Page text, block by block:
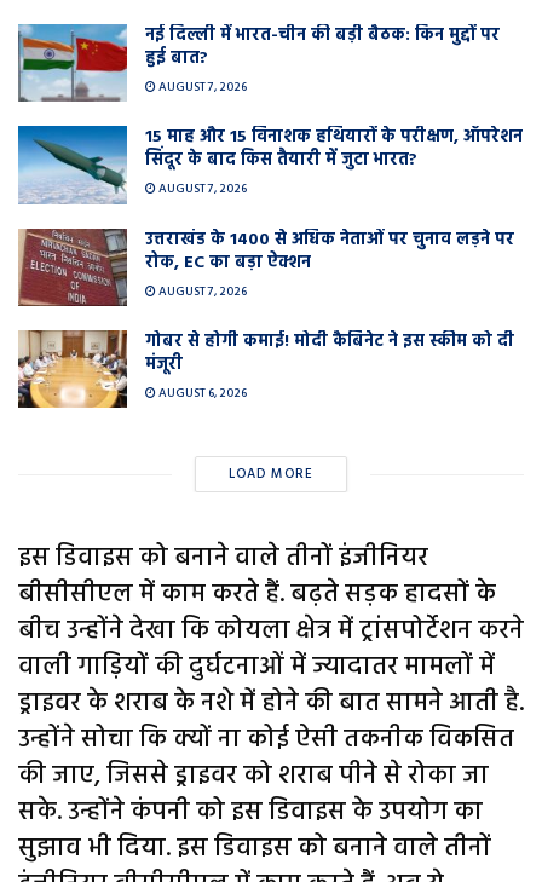
नई दिल्ली में भारत-चीन की बड़ी बैठक: किन मुद्दों पर
हुई बात?
AUGUST 7, 2026
15 माह और 15 विनाशक हथियारों के परीक्षण, ऑपरेशन
सिंदूर के बाद किस तैयारी में जुटा भारत?
AUGUST 7, 2026
उत्तराखंड के 1400 से अधिक नेताओं पर चुनाव लड़ने पर
रोक, EC का बड़ा ऐक्शन
AUGUST 7, 2026
गोबर से होगी कमाई! मोदी कैबिनेट ने इस स्कीम को दी
मंजूरी
AUGUST 6, 2026
LOAD MORE
इस डिवाइस को बनाने वाले तीनों इंजीनियर
बीसीसीएल में काम करते हैं. बढ़ते सड़क हादसों के
बीच उन्होंने देखा कि कोयला क्षेत्र में ट्रांसपोर्टेशन करने
वाली गाड़ियों की दुर्घटनाओं में ज्यादातर मामलों में
ड्राइवर के शराब के नशे में होने की बात सामने आती है.
उन्होंने सोचा कि क्यों ना कोई ऐसी तकनीक विकसित
की जाए, जिससे ड्राइवर को शराब पीने से रोका जा
सके. उन्होंने कंपनी को इस डिवाइस के उपयोग का
सुझाव भी दिया. इस डिवाइस को बनाने वाले तीनों